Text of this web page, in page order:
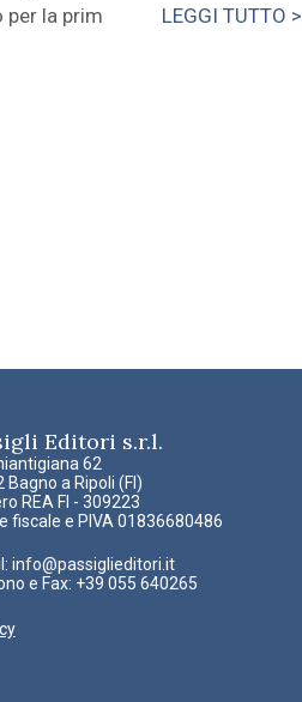
per la prim
LEGGI TUTTO >
Editori s.r.l.
62
Bagno a Ripoli (FI)
REA FI - 309223
fiscale e PIVA 01836680486
info@passiglieditori.it
e Fax: +39 055 640265